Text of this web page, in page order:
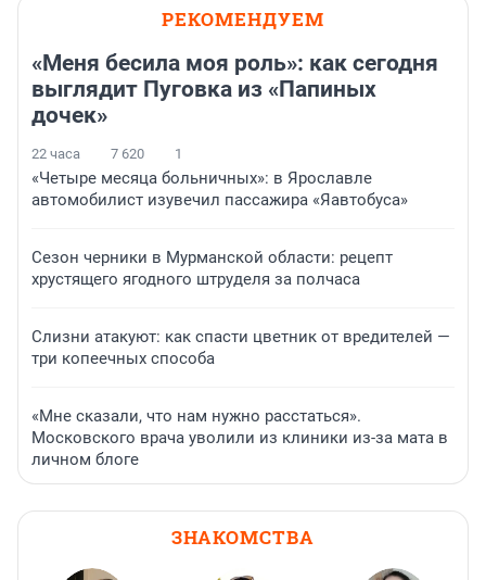
РЕКОМЕНДУЕМ
«Меня бесила моя роль»: как сегодня
выглядит Пуговка из «Папиных
дочек»
22 часа 7 620 1
«Четыре месяца больничных»: в Ярославле
автомобилист изувечил пассажира «Яавтобуса»
Сезон черники в Мурманской области: рецепт
хрустящего ягодного штруделя за полчаса
Слизни атакуют: как спасти цветник от вредителей —
три копеечных способа
«Мне сказали, что нам нужно расстаться».
Московского врача уволили из клиники из-за мата в
личном блоге
ЗНАКОМСТВА